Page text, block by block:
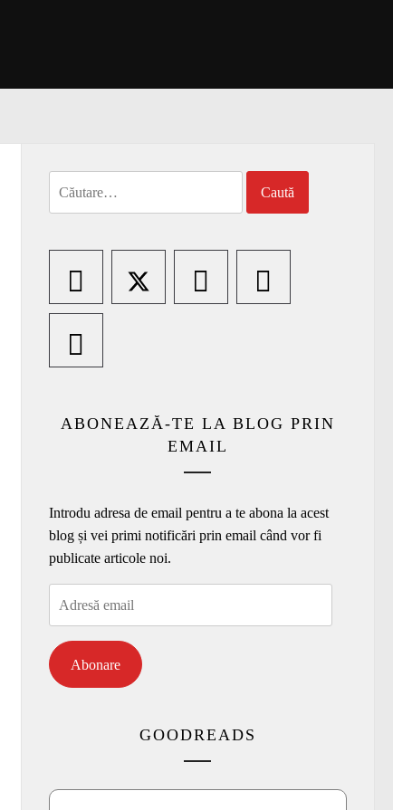
ABONEAZĂ-TE LA BLOG PRIN
EMAIL
Introdu adresa de email pentru a te abona la acest
blog și vei primi notificări prin email când vor fi
publicate articole noi.
Abonare
GOODREADS